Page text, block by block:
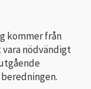
kommer från
nödvändigt